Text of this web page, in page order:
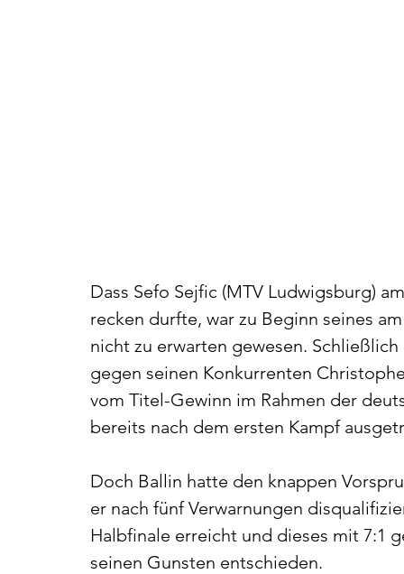
Dass Sefo Sejfic (MTV Ludwigsburg)
recken durfte, war zu Beginn seines
nicht zu erwarten gewesen.
gegen seinen Konkurrenten
vom Titel-Gewinn im Rahmen der
bereits nach dem ersten Kampf
Doch Ballin hatte den knappen
er nach fünf Verwarnungen
Halbfinale erreicht und dieses mit 7:1
seinen Gunsten entschieden.